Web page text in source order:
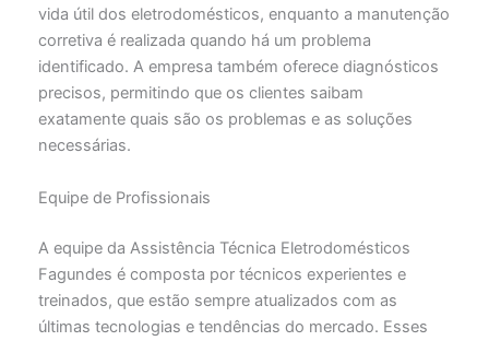
vida útil dos eletrodomésticos, enquanto a manutenção
corretiva é realizada quando há um problema
identificado. A empresa também oferece diagnósticos
precisos, permitindo que os clientes saibam
exatamente quais são os problemas e as soluções
necessárias.
Equipe de Profissionais
A equipe da Assistência Técnica Eletrodomésticos
Fagundes é composta por técnicos experientes e
treinados, que estão sempre atualizados com as
últimas tecnologias e tendências do mercado. Esses